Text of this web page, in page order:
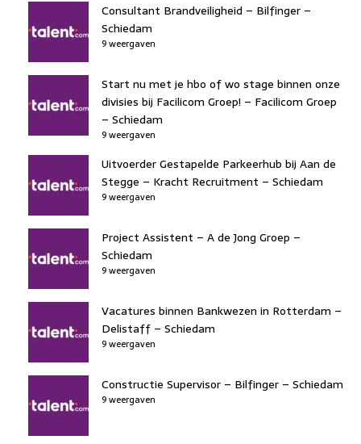
Consultant Brandveiligheid – Bilfinger –
Schiedam
9 weergaven
Start nu met je hbo of wo stage binnen onze
divisies bij Facilicom Groep! – Facilicom Groep
– Schiedam
9 weergaven
Uitvoerder Gestapelde Parkeerhub bij Aan de
Stegge – Kracht Recruitment – Schiedam
9 weergaven
Project Assistent – A de Jong Groep –
Schiedam
9 weergaven
Vacatures binnen Bankwezen in Rotterdam –
Delistaff – Schiedam
9 weergaven
Constructie Supervisor – Bilfinger – Schiedam
9 weergaven